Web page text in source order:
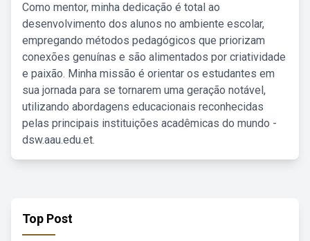
Como mentor, minha dedicação é total ao
desenvolvimento dos alunos no ambiente escolar,
empregando métodos pedagógicos que priorizam
conexões genuínas e são alimentados por criatividade
e paixão. Minha missão é orientar os estudantes em
sua jornada para se tornarem uma geração notável,
utilizando abordagens educacionais reconhecidas
pelas principais instituições acadêmicas do mundo -
dsw.aau.edu.et.
Top Post